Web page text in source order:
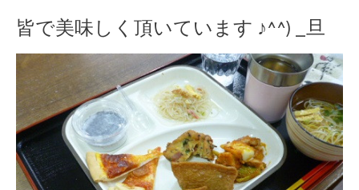
皆で美味しく頂いています ♪^^) _旦